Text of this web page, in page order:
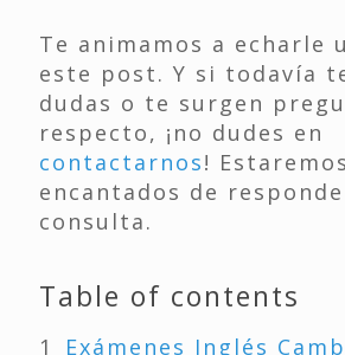
Te animamos a echarle
este post. Y si todavía
dudas o te surgen
respecto, ¡no dudes en
contactarnos! Estaremos
encantados de
consulta.
Table of contents
Exámenes Inglés